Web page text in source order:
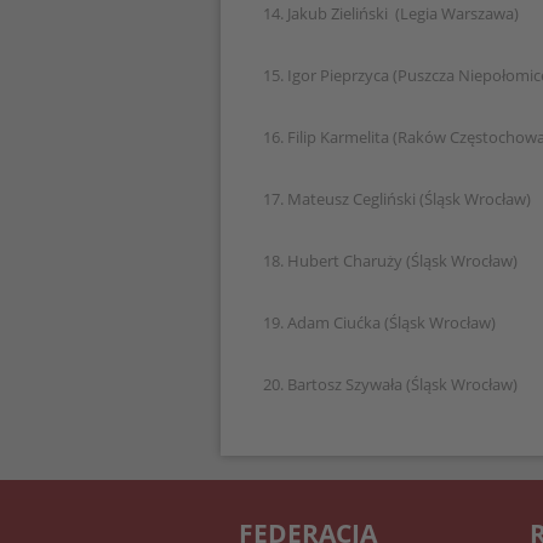
14. Jakub Zieliński (Legia Warszawa)
15. Igor Pieprzyca (Puszcza
16. Filip Karmelita (Raków
17. Mateusz Cegliński (Śląsk Wrocław)
18. Hubert Charuży (Śląsk Wrocław)
19. Adam Ciućka (Śląsk Wrocław)
20. Bartosz Szywała (Śląsk Wrocław)
FEDERACJA